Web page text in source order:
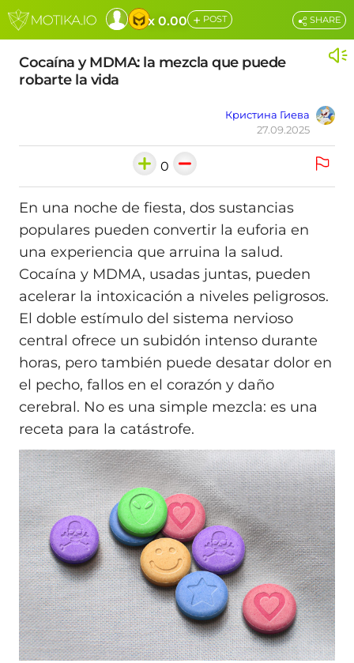
x 0.00 + POST
Cocaína y MDMA: la mezcla que puede
robarte la vida
Кристина Гиева
27.09.2025
SHARE
0
En una noche de fiesta, dos sustancias
populares pueden convertir la euforia en
una experiencia que arruina la salud.
Cocaína y MDMA, usadas juntas, pueden
acelerar la intoxicación a niveles peligrosos.
El doble estímulo del sistema nervioso
central ofrece un subidón intenso durante
horas, pero también puede desatar dolor en
el pecho, fallos en el corazón y daño
cerebral. No es una simple mezcla: es una
receta para la catástrofe.